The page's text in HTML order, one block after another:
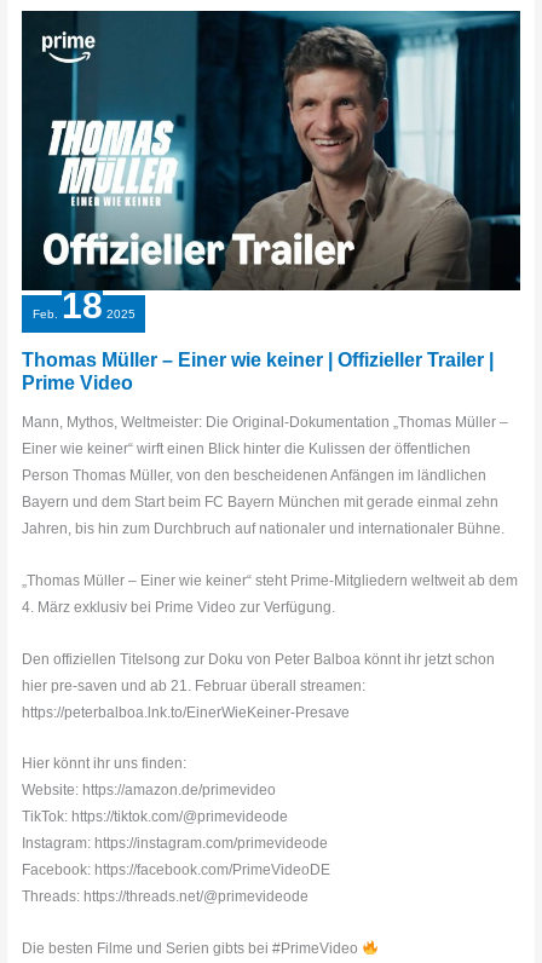
Feb. 18 2025
Thomas Müller – Einer wie keiner | Offizieller Trailer |
Prime Video
Mann, Mythos, Weltmeister: Die Original-Dokumentation „Thomas Müller –
Einer wie keiner“ wirft einen Blick hinter die Kulissen der öffentlichen
Person Thomas Müller, von den bescheidenen Anfängen im ländlichen
Bayern und dem Start beim FC Bayern München mit gerade einmal zehn
Jahren, bis hin zum Durchbruch auf nationaler und internationaler Bühne.
„Thomas Müller – Einer wie keiner“ steht Prime-Mitgliedern weltweit ab dem
4. März exklusiv bei Prime Video zur Verfügung.
Den offiziellen Titelsong zur Doku von Peter Balboa könnt ihr jetzt schon
hier pre-saven und ab 21. Februar überall streamen:
https://peterbalboa.lnk.to/EinerWieKeiner-Presave
Hier könnt ihr uns finden:
Website: https://amazon.de/primevideo
TikTok: https://tiktok.com/@primevideode
Instagram: https://instagram.com/primevideode
Facebook: https://facebook.com/PrimeVideoDE
Threads: https://threads.net/@primevideode
Die besten Filme und Serien gibts bei #PrimeVideo